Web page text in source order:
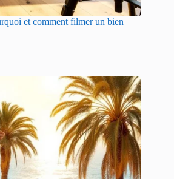
et comment filmer un bien